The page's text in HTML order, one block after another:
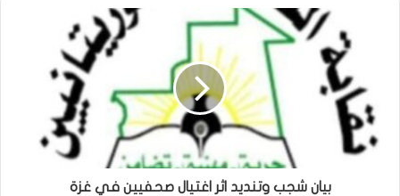
بيان شجب وتنديد اثر اغتيال صحفيين في غزة